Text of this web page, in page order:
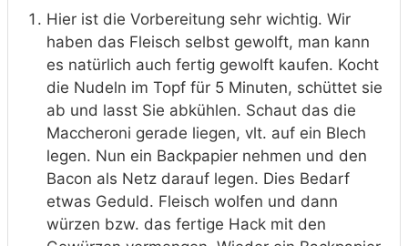
Hier ist die Vorbereitung sehr wichtig. Wir
haben das Fleisch selbst gewolft, man kann
es natürlich auch fertig gewolft kaufen. Kocht
die Nudeln im Topf für 5 Minuten, schüttet sie
ab und lasst Sie abkühlen. Schaut das die
Maccheroni gerade liegen, vlt. auf ein Blech
legen. Nun ein Backpapier nehmen und den
Bacon als Netz darauf legen. Dies Bedarf
etwas Geduld. Fleisch wolfen und dann
würzen bzw. das fertige Hack mit den